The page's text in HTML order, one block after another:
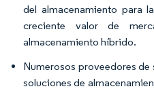
del almacenamiento para
creciente valor de
almacenamiento híbrido.
Numerosos proveedores
soluciones de